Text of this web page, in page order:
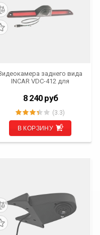
заднего вида
INCAR VDC-412 для
VOLKSWAGEN CRAFTER
8 240 руб
(3.3)
В КОРЗИНУ